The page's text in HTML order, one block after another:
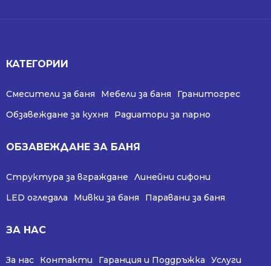
КАТЕГОРИИ
Смесители за баня Мебели за баня
Гранитогрес
Обзавеждане за кухня
Радиатори за парно
ОБЗАВЕЖДАНЕ ЗА БАНЯ
Структура за вграждане
Линейни сифони
LED огледала
Мивки за баня Паравани за баня
ЗА НАС
За нас Контакти Гаранция и Поддръжка
Услуги